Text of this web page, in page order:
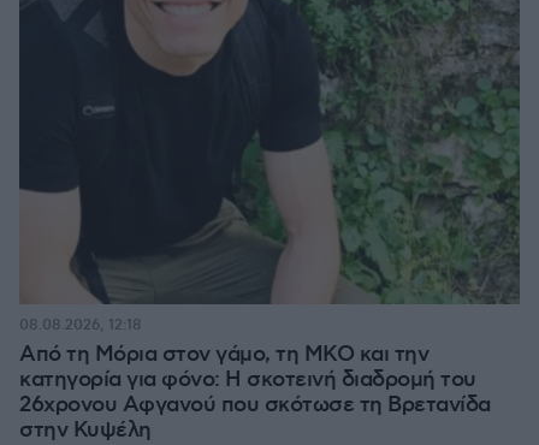
Από τη Μόρια στον γάμο, τη ΜΚΟ και την
κατηγορία για φόνο: Η σκοτεινή διαδρομή του
26χρονου Αφγανού που σκότωσε τη Βρετανίδα
στην Κυψέλη
08.08.2026, 12:18